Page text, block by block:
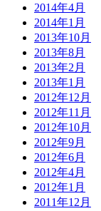
2014年4月
2014年1月
2013年10月
2013年8月
2013年2月
2013年1月
2012年12月
2012年11月
2012年10月
2012年9月
2012年6月
2012年4月
2012年1月
2011年12月